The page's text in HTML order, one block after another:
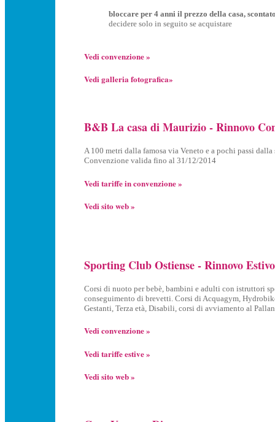
bloccare per 4 anni il prezzo della casa,
decidere solo in seguito se acquistare
Vedi convenzione »
Vedi galleria fotografica»
B&B La casa di Maurizio - Rinnovo
A 100 metri dalla famosa via Veneto e a pochi passi
Convenzione valida fino al 31/12/2014
Vedi tariffe in convenzione »
Vedi sito web »
Sporting Club Ostiense - Rinnovo Estivo
Corsi di nuoto per bebè, bambini e adulti con istruttori
conseguimento di brevetti. Corsi di Acquagym,
Gestanti, Terza età, Disabili, corsi di avviamento al
Vedi convenzione »
Vedi tariffe estive »
Vedi sito web »